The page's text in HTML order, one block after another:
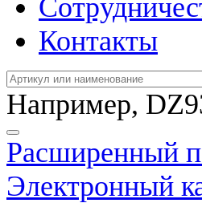
Контакты
Например,
Расширенный
Электронный